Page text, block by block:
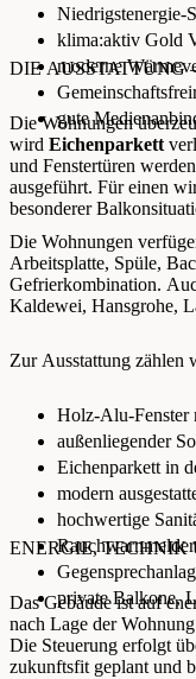
Niedrigstenergie-
klima:aktiv Gold
moderne
gute
DIE AUSSTATTUNG
Die Wohnungen
wird Eichenparkett
und Fenstertüren
ausgeführt. Für einen
besonderer
Die Wohnungen
Arbeitsplatte, Spüle,
Gefrierkombination.
Kaldewei, Hansgrohe,
Zur Ausstattung zählen
Holz-Alu-Fenster
außenliegender
Eichenparkett in
modern
hochwertige
private Balkone,
ENERGIE,
Das Gebäude ist auf
nach Lage der
Die Steuerung erfolgt
zukunftsfit geplant und